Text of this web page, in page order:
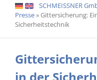
DE EN SCHMEISSNER
Presse»Gittersicherung:
Sicherheitstechnik
in der